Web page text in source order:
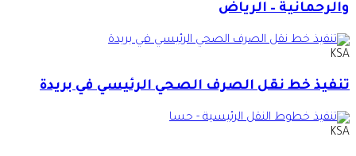
والرحمانية – الرياض
KSA
تنفيذ خط نقل الصرف الصحي الرئيسي في بريدة
KSA